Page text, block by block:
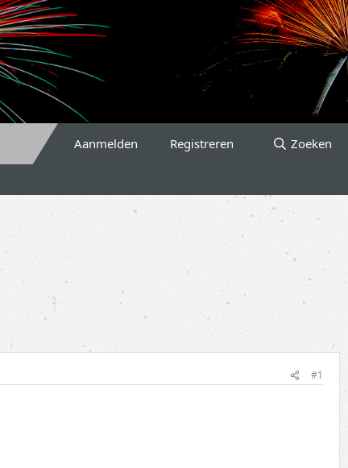
Aanmelden Registreren Zoeken
#1